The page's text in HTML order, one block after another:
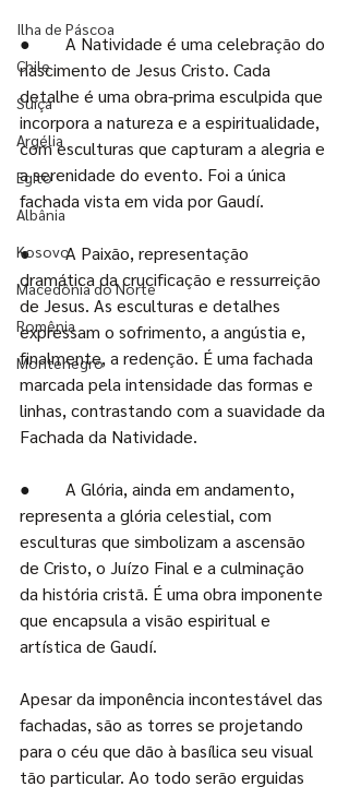
Ilha de Páscoa
Chile
Suíça
Argélia
Egito
Albânia
Kosovo
Macedônia do Norte
Romênia
Montenegro
● A Natividade é uma celebração do
nascimento de Jesus Cristo. Cada
detalhe é uma obra-prima esculpida que
incorpora a natureza e a espiritualidade,
com esculturas que capturam a alegria e
a serenidade do evento. Foi a única
fachada vista em vida por Gaudí.
● A Paixão, representação
dramática da crucificação e ressurreição
de Jesus. As esculturas e detalhes
expressam o sofrimento, a angústia e,
finalmente, a redenção. É uma fachada
marcada pela intensidade das formas e
linhas, contrastando com a suavidade da
Fachada da Natividade.
● A Glória, ainda em andamento,
representa a glória celestial, com
esculturas que simbolizam a ascensão
de Cristo, o Juízo Final e a culminação
da história cristã. É uma obra imponente
que encapsula a visão espiritual e
artística de Gaudí.
Apesar da imponência incontestável das
fachadas, são as torres se projetando
para o céu que dão à basílica seu visual
tão particular. Ao todo serão erguidas